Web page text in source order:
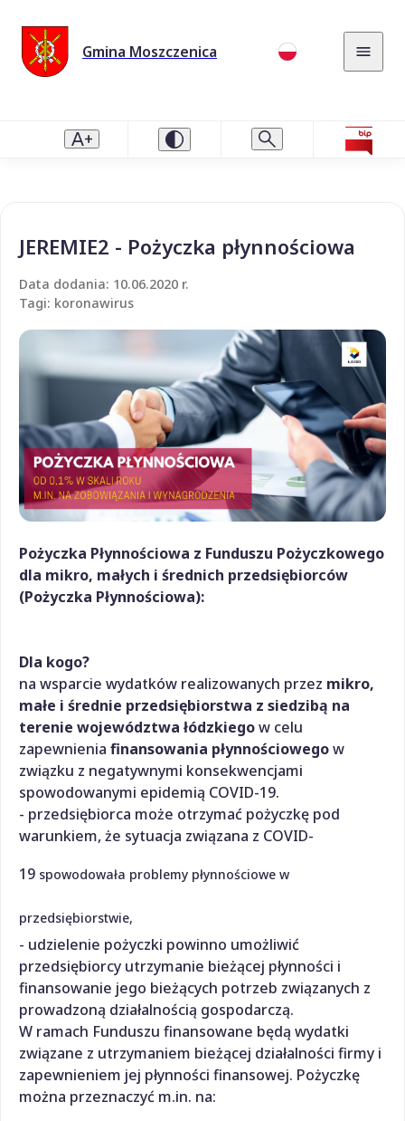
Gmina Moszczenica
JEREMIE2 - Pożyczka płynnościowa
Data dodania: 10.06.2020 r.
Tagi: koronawirus
Pożyczka Płynnościowa z Funduszu Pożyczkowego
dla mikro, małych i średnich przedsiębiorców
(Pożyczka Płynnościowa):
Dla kogo?
na wsparcie wydatków realizowanych przez mikro,
małe i średnie przedsiębiorstwa z siedzibą na
terenie województwa łódzkiegow celu
zapewnienia finansowania płynnościowegow
związku z negatywnymi konsekwencjami
spowodowanymi epidemią COVID-19.
- przedsiębiorca może otrzymać pożyczkę pod
warunkiem, że sytuacja związana z COVID-
19 spowodowała problemy płynnościowe w
przedsiębiorstwie,
- udzielenie pożyczki powinno umożliwić
przedsiębiorcy utrzymanie bieżącej płynności i
finansowanie jego bieżących potrzeb związanych z
prowadzoną działalnością gospodarczą.
W ramach Funduszu finansowane będą wydatki
związane z utrzymaniem bieżącej działalności firmy i
zapewnieniem jej płynności finansowej. Pożyczkę
można przeznaczyć m.in. na: